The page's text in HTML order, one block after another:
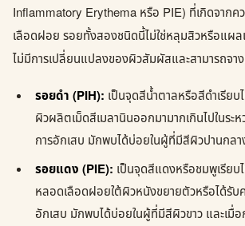
Inflammatory Erythema หรือ PIE) ที่เกิดจากค
เลือดฝอย รอยทั้งสองชนิดนี้ไม่ใช่หลุมสิวหรือแผล
ไม่มีการเปลี่ยนแปลงของผิวสัมผัสและสามารถจาง
รอยดำ (PIH): เป็นจุดสีน้ำตาลหรือสีดำเรียบ
ผิวผลิตเม็ดสีเมลานินออกมามากเกินไปในระห
การอักเสบ มักพบได้บ่อยในผู้ที่มีสีผิวปานกลา
รอยแดง (PIE): เป็นจุดสีแดงหรือชมพูเรียบ
หลอดเลือดฝอยใต้ผิวหนังขยายตัวหรือได้รับ
อักเสบ มักพบได้บ่อยในผู้ที่มีสีผิวขาว และเมื่